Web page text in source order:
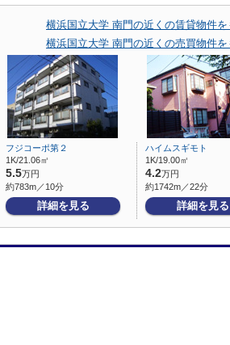
横浜国立大学 南門の近くの賃貸物件を
横浜国立大学 南門の近くの売買物件を
フジコーポ第２
1K/21.06㎡
5.5万円
約783m／10分
詳細を見る
ハイムスギモト
1K/19.00㎡
4.2万円
約1742m／22分
詳細を見る